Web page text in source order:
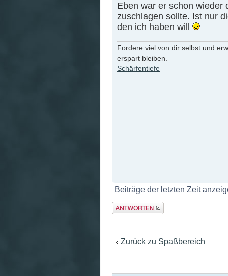
Eben war er schon wieder
zuschlagen sollte. Ist nur
den ich haben will
Fordere viel von dir selbst und
erspart bleiben.
Schärfentiefe
Beiträge der letzten Zeit
Antwort
erstellen
Zurück zu Spaßbereich